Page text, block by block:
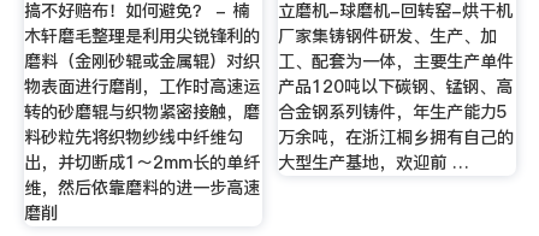
搞不好赔布！如何避免？ - 楠
木轩磨毛整理是利用尖锐锋利的
磨料（金刚砂辊或金属辊）对织
物表面进行磨削，工作时高速运
转的砂磨辊与织物紧密接触，磨
料砂粒先将织物纱线中纤维勾
出，并切断成1～2mm长的单纤
维，然后依靠磨料的进一步高速
磨削
立磨机-球磨机-回转窑-烘干机
厂家集铸钢件研发、生产、加
工、配套为一体，主要生产单件
产品120吨以下碳钢、锰钢、高
合金钢系列铸件，年生产能力5
万余吨，在浙江桐乡拥有自己的
大型生产基地，欢迎前 …